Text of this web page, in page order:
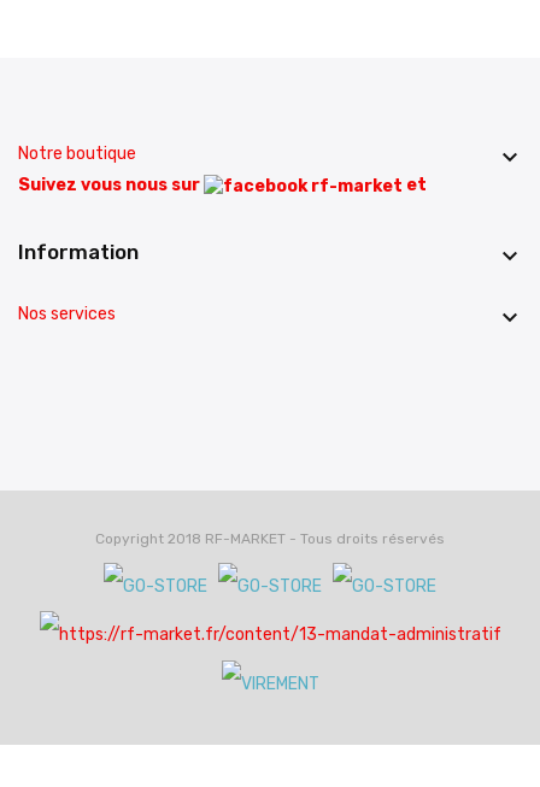
Notre boutique 
Suivez vous nous sur et
Information 
Nos services 
Copyright 2018 RF-MARKET - Tous droits réservés